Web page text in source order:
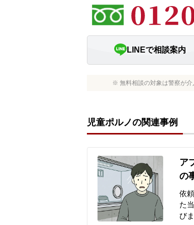
LINEで相談案内
※ 無料相談の対象は警察が介
児童ポルノの関連事例
ア
の
依
た
び